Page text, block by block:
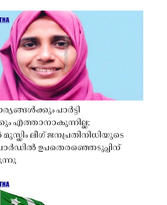
പാർട്ടി
എത്താനാകുന്നില്ല;
ലീഗ് ജനപ്രതിനിധിയുടെ
വാർഡിൽ ഉപതെരഞ്ഞെടുപ്പിന്